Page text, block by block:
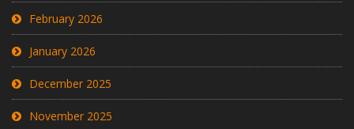
February 2026
January 2026
December 2025
November 2025